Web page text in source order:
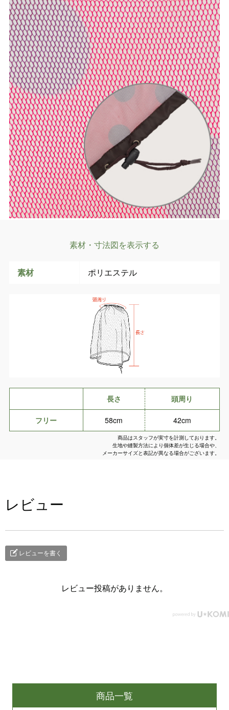
素材・寸法図を表示する
素材 ポリエステル
長さ 頭周り
フリー 58cm 42cm
商品はスタッフが実寸を計測しております。
生地や縫製方法により個体差が生じる場合や、
メーカーサイズと表記が異なる場合がございます。
レビュー
レビューを書く
レビュー投稿がありません。
商品一覧